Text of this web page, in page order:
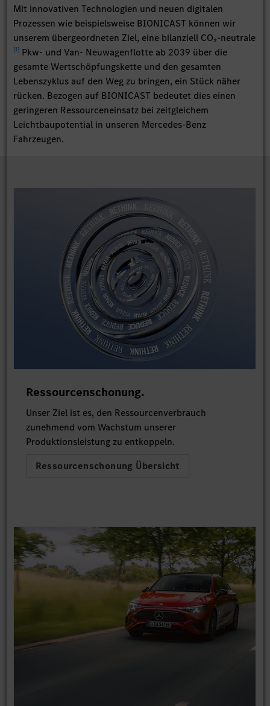
Mit innovativen Technologien und neuen digitalen
Prozessen wie beispielsweise BIONICAST können wir
unserem übergeordneten Ziel, eine bilanziell CO₂-neutrale
[1] Pkw- und Van- Neuwagenflotte ab 2039 über die
gesamte Wertschöpfungskette und den gesamten
Lebenszyklus auf den Weg zu bringen, ein Stück näher
rücken. Bezogen auf BIONICAST bedeutet dies einen
geringeren Ressourceneinsatz bei zeitgleichem
Leichtbaupotential in unseren Mercedes-Benz
Fahrzeugen.
Ressourcenschonung.
Unser Ziel ist es, den Ressourcenverbrauch
zunehmend vom Wachstum unserer
Produktionsleistung zu entkoppeln.
Ressourcenschonung Übersicht